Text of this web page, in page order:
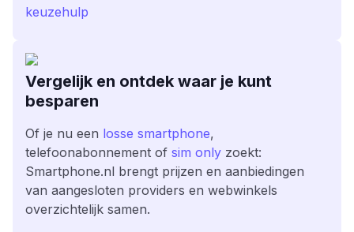
keuzehulp
Vergelijk en ontdek waar je kunt
besparen
Of je nu een losse smartphone,
telefoonabonnement of sim only zoekt:
Smartphone.nl brengt prijzen en aanbiedingen
van aangesloten providers en webwinkels
overzichtelijk samen.